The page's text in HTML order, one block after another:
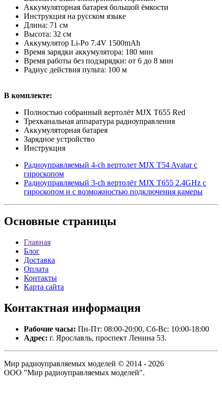
Аккумуляторная батарея большой ёмкости
Инструкция на русском языке
Длина: 71 см
Высота: 32 см
Аккумулятор Li-Po 7.4V 1500mAh
Время зарядки аккумулятора: 180 мин
Время работы без подзарядки: от 6 до 8 мин
Радиус действия пульта: 100 м
В комплекте:
Полностью собранный вертолёт MJX T655 Red
Трехканальная аппаратура радиоуправления
Аккумуляторная батарея
Зарядное устройство
Инструкция
Радиоуправляемый 4-ch вертолет MJX T54 Avatar с
гироскопом
Радиоуправляемый 3-ch вертолёт MJX T655 2.4GHz с
гироскопом и с возможностью подключения камеры
Основные страницы
Главная
Блог
Доставка
Оплата
Контакты
Карта сайта
Контактная информация
Рабочие часы: Пн-Пт: 08:00-20:00, Сб-Вс: 10:00-18:00
Адрес: г. Ярославль, проспект Ленина 53.
Мир радиоуправляемых моделей © 2014 - 2026
ООО "Мир радиоуправляемых моделей".